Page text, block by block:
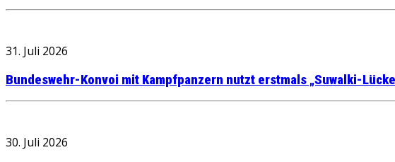
31. Juli 2026
Bundeswehr-Konvoi mit Kampfpanzern nutzt erstmals „Suwalki-
30. Juli 2026